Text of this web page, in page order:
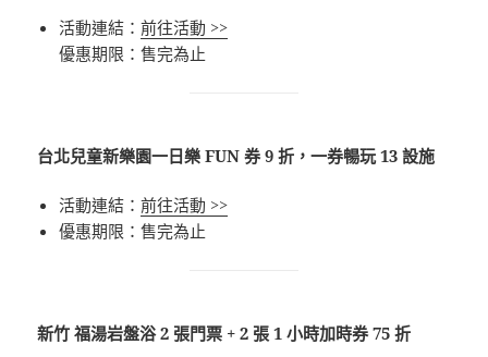
活動連結：前往活動 >>
優惠期限：售完為止
台北兒童新樂園一日樂 FUN 券 9 折，一券暢玩 13 設施
活動連結：前往活動 >>
優惠期限：售完為止
新竹 福湯岩盤浴 2 張門票 + 2 張 1 小時加時券 75 折